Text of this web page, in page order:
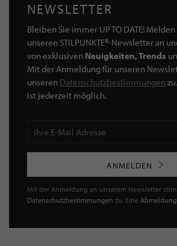
NEWSLETTER
Bleiben Sie immer UP TO DATE!
unseren STILPUNKTE®-Newsletter an
von exklusiven Neuigkeiten, Trends
Mit der Anmeldung für unseren
unseren Datenschutzbestimmungen
ist jederzeit möglich.
ANMELDEN
Mit der Anmeldung an unserem Newsletter
Datenschutzbestimmungen zu. Eine Abmeldung